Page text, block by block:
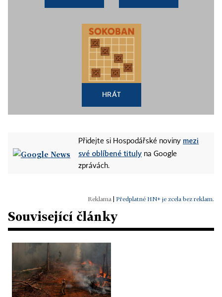
HRÁT
Přidejte si Hospodářské noviny mezi
své oblíbené tituly na Google
zprávách.
Předplatné HN+ je zcela bez reklam.
Související články